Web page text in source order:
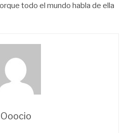
todo el mundo habla de ella
Ooocio